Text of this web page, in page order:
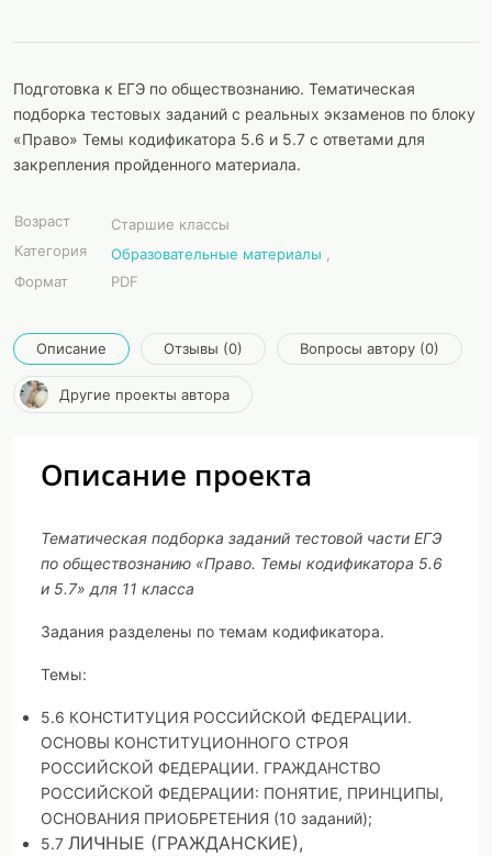
Подготовка к ЕГЭ по обществознанию. Тематическая
подборка тестовых заданий с реальных экзаменов по блоку
«Право» Темы кодификатора 5.6 и 5.7 с ответами для
закрепления пройденного материала.
Возраст
Старшие классы
Категория
Образовательные материалы
Формат
PDF
Описание Отзывы (0) Вопросы автору (0)
Другие проекты автора
Описание проекта
Тематическая подборка заданий тестовой части ЕГЭ
по обществознанию «Право. Темы кодификатора 5.6
и 5.7» для 11 класса
Задания разделены по темам кодификатора.
Темы:
5.6 КОНСТИТУЦИЯ РОССИЙСКОЙ ФЕДЕРАЦИИ.
ОСНОВЫ КОНСТИТУЦИОННОГО СТРОЯ
РОССИЙСКОЙ ФЕДЕРАЦИИ. ГРАЖДАНСТВО
РОССИЙСКОЙ ФЕДЕРАЦИИ: ПОНЯТИЕ, ПРИНЦИПЫ,
ОСНОВАНИЯ ПРИОБРЕТЕНИЯ (10 заданий);
5.7 ЛИЧНЫЕ (ГРАЖДАНСКИЕ),